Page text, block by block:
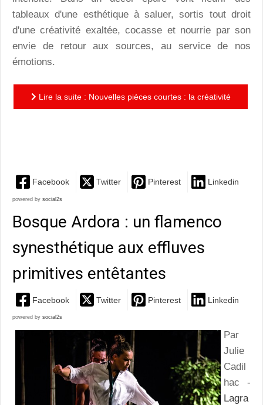
tableaux d'une esthétique à saluer, sortis tout droit
d'une créativité exaltée, cocasse et nourrie par son
envie de retour aux sources, au service de nos
émotions.
Lire la suite : Nouvelles pièces courtes : la créativité
Facebook Twitter Pinterest Linkedin
powered by social2s
Bosque Ardora : un flamenco
synesthétique aux effluves
primitives entêtantes
Facebook Twitter Pinterest Linkedin
powered by social2s
Par
Julie
Cadil
hac -
Lagra